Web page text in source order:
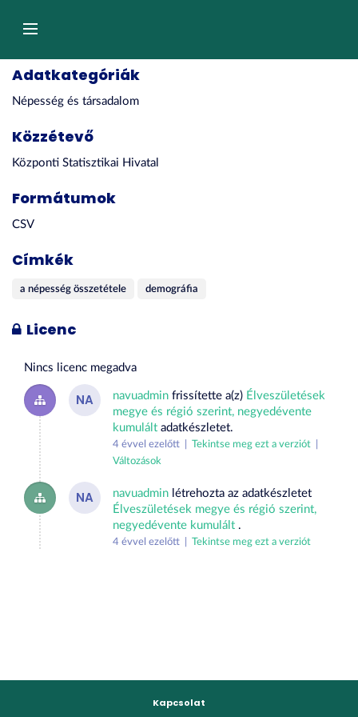
átugrásaNavigáció
Adatkategóriák
Népesség és társadalom
Közzétevő
Központi Statisztikai Hivatal
Formátumok
CSV
Címkék
a népesség összetétele demográfia
Licenc
Nincs licenc megadva
NA navuadmin frissítette a(z) Élveszületések
megye és régió szerint, negyedévente
kumulált adatkészletet.
4 évvel ezelőtt | Tekintse meg ezt a verziót
Változások
NA navuadmin létrehozta az adatkészletet
Élveszületések megye és régió szerint,
negyedévente kumulált .
4 évvel ezelőtt | Tekintse meg ezt a verziót
Kapcsolat